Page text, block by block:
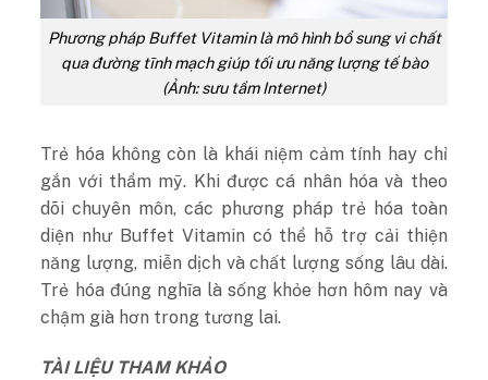
Phương pháp Buffet Vitamin là mô hình bổ sung vi chất
qua đường tĩnh mạch giúp tối ưu năng lượng tế bào
(Ảnh: sưu tầm Internet)
Trẻ hóa không còn là khái niệm cảm tính hay chỉ
gắn với thẩm mỹ. Khi được cá nhân hóa và theo
dõi chuyên môn, các phương pháp trẻ hóa toàn
diện như Buffet Vitamin có thể hỗ trợ cải thiện
năng lượng, miễn dịch và chất lượng sống lâu dài.
Trẻ hóa đúng nghĩa là sống khỏe hơn hôm nay và
chậm già hơn trong tương lai.
TÀI LIỆU THAM KHẢO